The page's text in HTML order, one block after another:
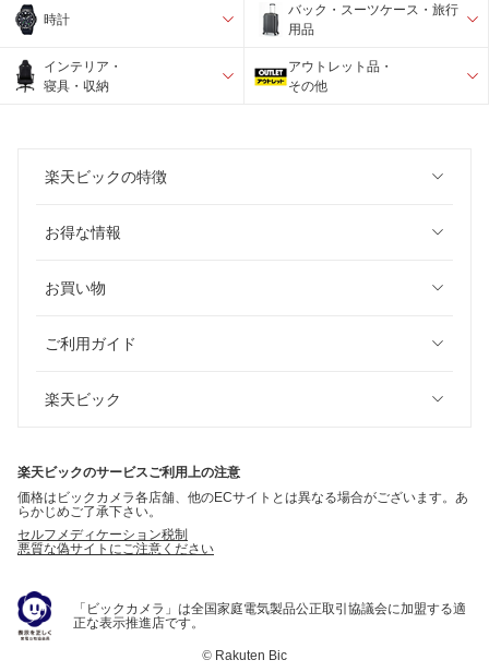
時計
バック・スーツケース・旅行
用品
インテリア・
寝具・収納
アウトレット品・
その他
楽天ビックの特徴
お得な情報
お買い物
ご利用ガイド
楽天ビック
楽天ビックのサービスご利用上の注意
価格はビックカメラ各店舗、他のECサイトとは異なる場合がございます。あ
らかじめご了承下さい。
セルフメディケーション税制
悪質な偽サイトにご注意ください
「ビックカメラ」は全国家庭電気製品公正取引協議会に加盟する適
正な表示推進店です。
© Rakuten Bic